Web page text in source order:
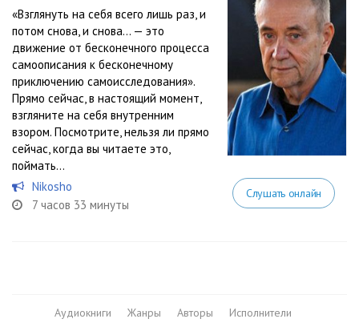
«Взглянуть на себя всего лишь раз, и
потом снова, и снова… — это
движение от бесконечного процесса
самоописания к бесконечному
приключению самоисследования».
Прямо сейчас, в настоящий момент,
взгляните на себя внутренним
взором. Посмотрите, нельзя ли прямо
сейчас, когда вы читаете это,
поймать...
Nikosho
7 часов 33 минуты
Слушать онлайн
Аудиокниги Жанры Авторы
Исполнители